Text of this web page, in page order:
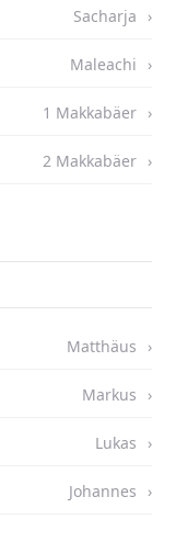
Sacharja
Maleachi
1 Makkabäer
2 Makkabäer
Matthäus
Markus
Lukas
Johannes